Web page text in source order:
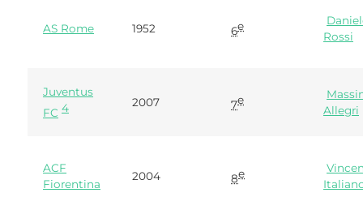
AS Rome 1952 6e
Rossi
Juventus
FC 4 2007 7e
Allegri
ACF
Fiorentina
2004 8e